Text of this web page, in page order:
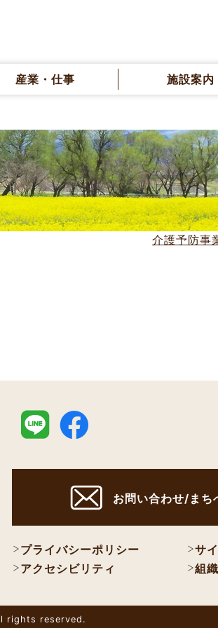
産業・仕事 施設案内
介護予防事
お問い合わせ/まち
プライバシーポリシー
サ
アクセシビリティ
組
rights reserved.